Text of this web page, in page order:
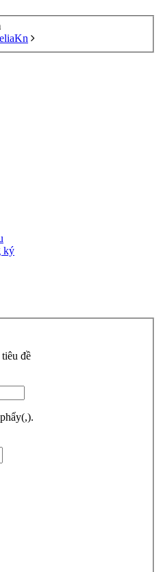
ký
đề